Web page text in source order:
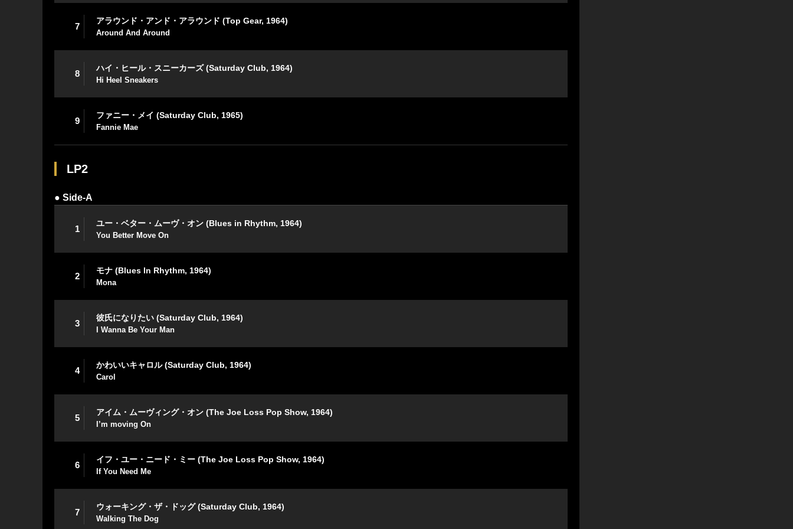
7
アラウンド・アンド・アラウンド (Top Gear, 1964)
Around And Around
8
ハイ・ヒール・スニーカーズ (Saturday Club, 1964)
Hi Heel Sneakers
9
ファニー・メイ (Saturday Club, 1965)
Fannie Mae
LP2
● Side-A
1
ユー・ベター・ムーヴ・オン (Blues in Rhythm, 1964)
You Better Move On
2
モナ (Blues In Rhythm, 1964)
Mona
3
彼氏になりたい (Saturday Club, 1964)
I Wanna Be Your Man
4
かわいいキャロル (Saturday Club, 1964)
Carol
5
アイム・ムーヴィング・オン (The Joe Loss Pop Show, 1964)
I’m moving On
6
イフ・ユー・ニード・ミー (The Joe Loss Pop Show, 1964)
If You Need Me
7
ウォーキング・ザ・ドッグ (Saturday Club, 1964)
Walking The Dog